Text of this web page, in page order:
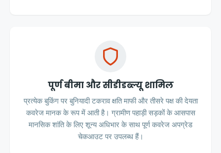
पूर्ण बीमा और सीडीडब्ल्यू शामिल
प्रत्येक बुकिंग पर बुनियादी टकराव क्षति माफी और तीसरे पक्ष की देयता
कवरेज मानक के रूप में आती है। ग्रामीण पहाड़ी सड़कों के आसपास
मानसिक शांति के लिए शून्य अधिभार के साथ पूर्ण कवरेज अपग्रेड
चेकआउट पर उपलब्ध हैं।